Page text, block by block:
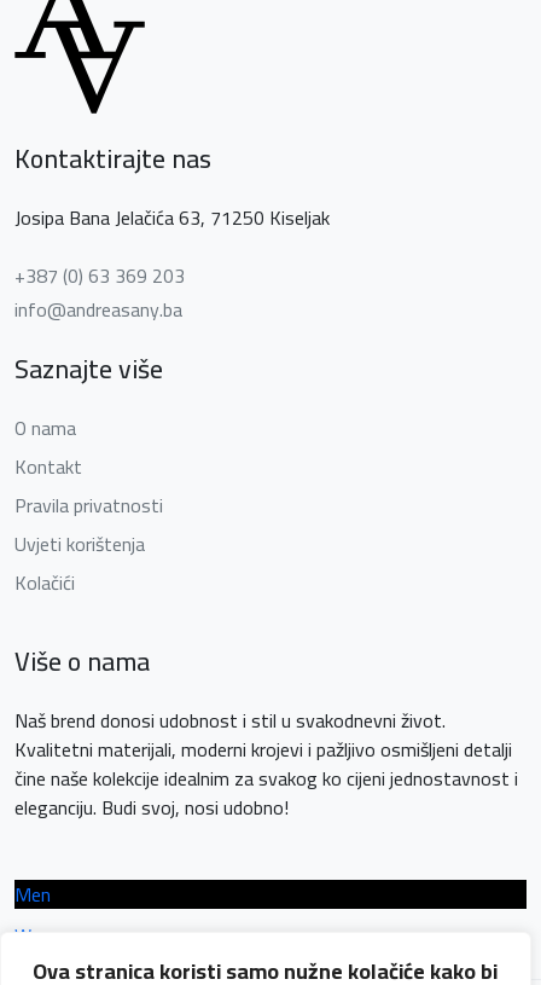
Ova stranica koristi samo nužne kolačiće kako bi
Kontaktirajte nas
Josipa Bana Jelačića 63, 71250 Kiseljak
+387 (0) 63 369 203
info@andreasany.ba
Saznajte više
O nama
Kontakt
Pravila privatnosti
Uvjeti korištenja
Kolačići
Više o nama
Naš brend donosi udobnost i stil u svakodnevni život.
Kvalitetni materijali, moderni krojevi i pažljivo osmišljeni detalji
čine naše kolekcije idealnim za svakog ko cijeni jednostavnost i
eleganciju. Budi svoj, nosi udobno!
Men
Women